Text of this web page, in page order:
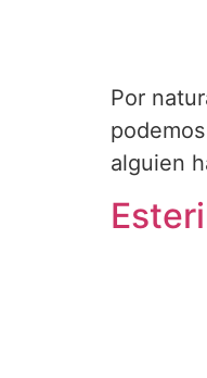
Por
alguien